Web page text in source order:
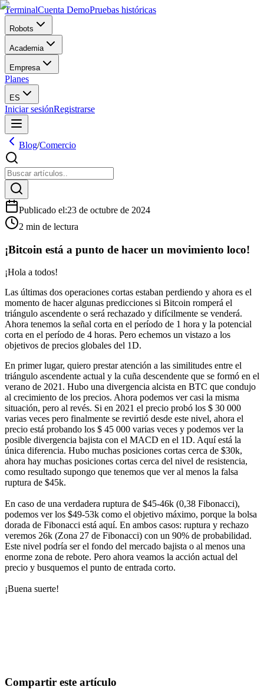
TerminalCuenta DemoPruebas históricas
Robots
Academia
Empresa
Planes
ES
Iniciar sesiónRegistrarse
Blog/Comercio
Publicado el:23 de octubre de 2024
2 min de lectura
¡Bitcoin está a punto de hacer un movimiento loco!
¡Hola a todos!
Las últimas dos operaciones cortas estaban perdiendo y ahora es el
momento de hacer algunas predicciones si Bitcoin romperá el
triángulo ascendente o será rechazado y difícilmente se venderá.
Ahora tenemos la señal corta en el período de 1 hora y la potencial
corta en el período de 4 horas. Pero echemos un vistazo a los
objetivos de precios globales del 1D.
En primer lugar, quiero prestar atención a las similitudes entre el
triángulo ascendente actual y la cuña descendente que se formó en el
verano de 2021. Hubo una divergencia alcista en BTC que condujo
al crecimiento de los precios. Ahora podemos ver casi la misma
situación, pero al revés. Si en 2021 el precio probó los $ 30 000
varias veces pero finalmente se revirtió desde este nivel, ahora el
precio está probando los $ 45 000 varias veces y podemos ver la
posible divergencia bajista con el MACD en el 1D. Aquí está la
única diferencia. Hubo muchas posiciones cortas cerca de $30k,
ahora hay muchas posiciones cortas cerca del nivel de resistencia,
como resultado supongo que tenemos que ver al menos la falsa
ruptura de $45k.
En caso de una verdadera ruptura de $45-46k (0,38 Fibonacci),
podemos ver los $49-53k como el objetivo máximo, porque la bolsa
dorada de Fibonacci está aquí. En ambos casos: ruptura y rechazo
veremos 26k (Zona 27 de Fibonacci) con un 90% de probabilidad.
Este nivel podría ser el fondo del mercado bajista o al menos una
enorme zona de rebote. Pero ahora veamos la acción actual del
precio y busquemos el punto de entrada corto.
¡Buena suerte!
Compartir este artículo